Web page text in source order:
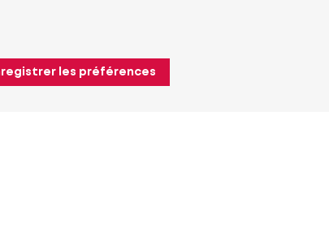
les préférences